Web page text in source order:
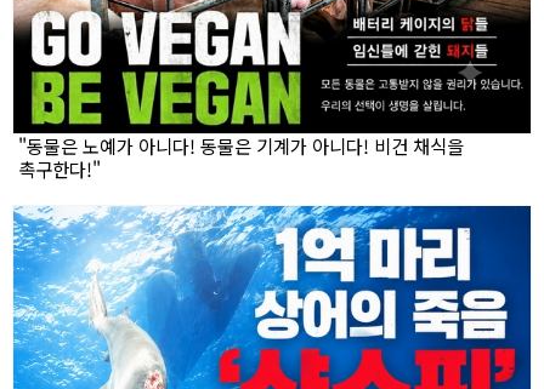
"동물은 노예가 아니다! 동물은 기계가 아니다! 비건 채식을
촉구한다!"